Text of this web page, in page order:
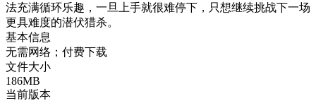
法充满循环乐趣，一旦上手就很难停下，只想继续挑战下一场
更具难度的潜伏猎杀。
基本信息
无需网络；付费下载
文件大小
186MB
当前版本